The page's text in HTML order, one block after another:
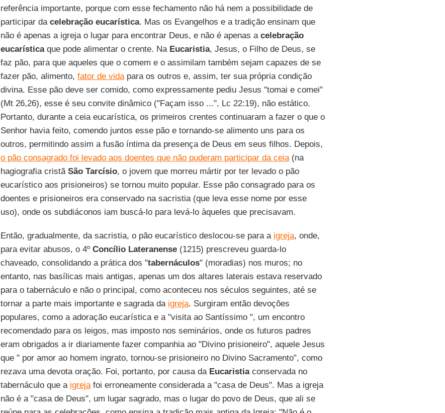
referência importante, porque com esse fechamento não há nem a possibilidade de
participar da celebração eucarística. Mas os Evangelhos e a tradição ensinam que
não é apenas a igreja o lugar para encontrar Deus, e não é apenas a celebração
eucarísticaque pode alimentar o crente. Na Eucaristia, Jesus, o Filho de Deus, se
faz pão, para que aqueles que o comem e o assimilam também sejam capazes de se
fazer pão, alimento, fator de vidapara os outros e, assim, ter sua própria condição
divina. Esse pão deve ser comido, como expressamente pediu Jesus "tomai e comei"
(Mt 26,26), esse é seu convite dinâmico ("Façam isso ...", Lc 22:19), não estático.
Portanto, durante a ceia eucarística, os primeiros crentes continuaram a fazer o que o
Senhor havia feito, comendo juntos esse pão e tornando-se alimento uns para os
outros, permitindo assim a fusão íntima da presença de Deus em seus filhos. Depois,
o pão consagrado foi levado aos doentes que não puderam participar da ceia(na
hagiografia cristã São Tarcísio, o jovem que morreu mártir por ter levado o pão
eucarístico aos prisioneiros) se tornou muito popular. Esse pão consagrado para os
doentes e prisioneiros era conservado na sacristia (que leva esse nome por esse
uso), onde os subdiáconos iam buscá-lo para levá-lo àqueles que precisavam.
Então, gradualmente, da sacristia, o pão eucarístico deslocou-se para a igreja, onde,
para evitar abusos, o 4º Concílio Lateranense(1215) prescreveu guarda-lo
chaveado, consolidando a prática dos "tabernáculos" (moradias) nos muros; no
entanto, nas basílicas mais antigas, apenas um dos altares laterais estava reservado
para o tabernáculo e não o principal, como aconteceu nos séculos seguintes, até se
tornar a parte mais importante e sagrada da igreja. Surgiram então devoções
populares, como a adoração eucarística e a "visita ao Santíssimo ", um encontro
recomendado para os leigos, mas imposto nos seminários, onde os futuros padres
eram obrigados a ir diariamente fazer companhia ao "Divino prisioneiro", aquele Jesus
que " por amor ao homem ingrato, tornou-se prisioneiro no Divino Sacramento”, como
rezava uma devota oração. Foi, portanto, por causa da Eucaristiaconservada no
tabernáculo que a igrejafoi erroneamente considerada a "casa de Deus". Mas a igreja
não é a "casa de Deus", um lugar sagrado, mas o lugar do povo de Deus, que ali se